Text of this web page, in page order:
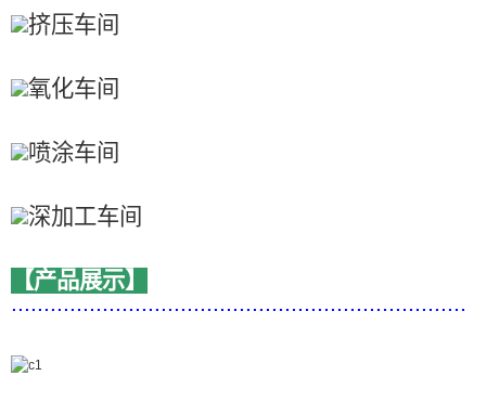
【产品展示】
......................................................................